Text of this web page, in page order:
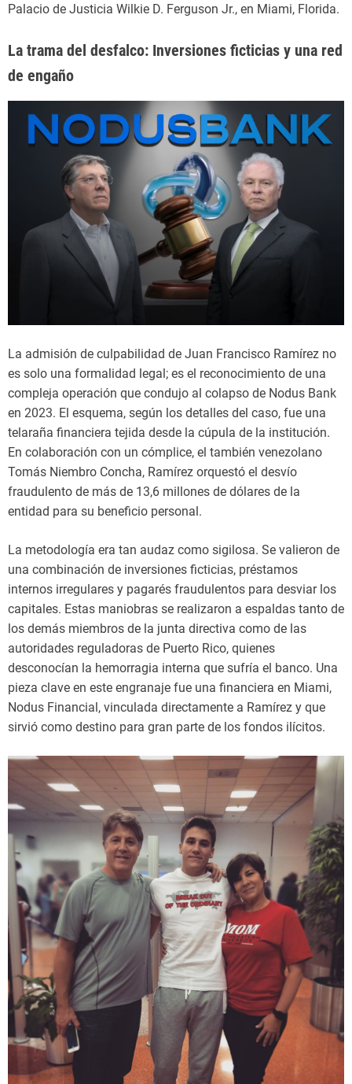
Palacio de Justicia Wilkie D. Ferguson Jr., en Miami, Florida.
La trama del desfalco: Inversiones ficticias y una red
de engaño
La admisión de culpabilidad de Juan Francisco Ramírez no
es solo una formalidad legal; es el reconocimiento de una
compleja operación que condujo al colapso de Nodus Bank
en 2023. El esquema, según los detalles del caso, fue una
telaraña financiera tejida desde la cúpula de la institución.
En colaboración con un cómplice, el también venezolano
Tomás Niembro Concha, Ramírez orquestó el desvío
fraudulento de más de 13,6 millones de dólares de la
entidad para su beneficio personal.
La metodología era tan audaz como sigilosa. Se valieron de
una combinación de inversiones ficticias, préstamos
internos irregulares y pagarés fraudulentos para desviar los
capitales. Estas maniobras se realizaron a espaldas tanto de
los demás miembros de la junta directiva como de las
autoridades reguladoras de Puerto Rico, quienes
desconocían la hemorragia interna que sufría el banco. Una
pieza clave en este engranaje fue una financiera en Miami,
Nodus Financial, vinculada directamente a Ramírez y que
sirvió como destino para gran parte de los fondos ilícitos.